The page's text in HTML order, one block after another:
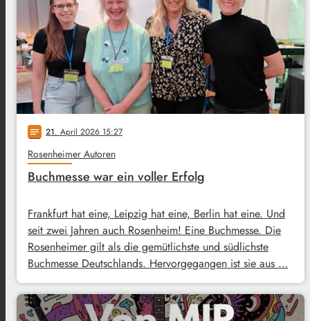
notes 21. April 2026 15:27
Rosenheimer Autoren
Buchmesse war ein voller Erfolg
Frankfurt hat eine, Leipzig hat eine, Berlin hat eine. Und
seit zwei Jahren auch Rosenheim! Eine Buchmesse. Die
Rosenheimer gilt als die gemütlichste und südlichste
Buchmesse Deutschlands. Hervorgegangen ist sie aus …